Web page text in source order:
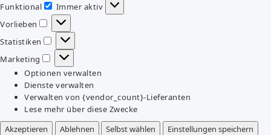
Funktional
Funktional
Immer aktiv
Vorlieben
Vorlieben
Statistiken
Statistiken
Marketing
Marketing
Optionen verwalten
Dienste verwalten
Verwalten von {vendor_count}-Lieferanten
Lese mehr über diese Zwecke
Akzeptieren
Ablehnen Selbst wählen
Einstellungen speichern